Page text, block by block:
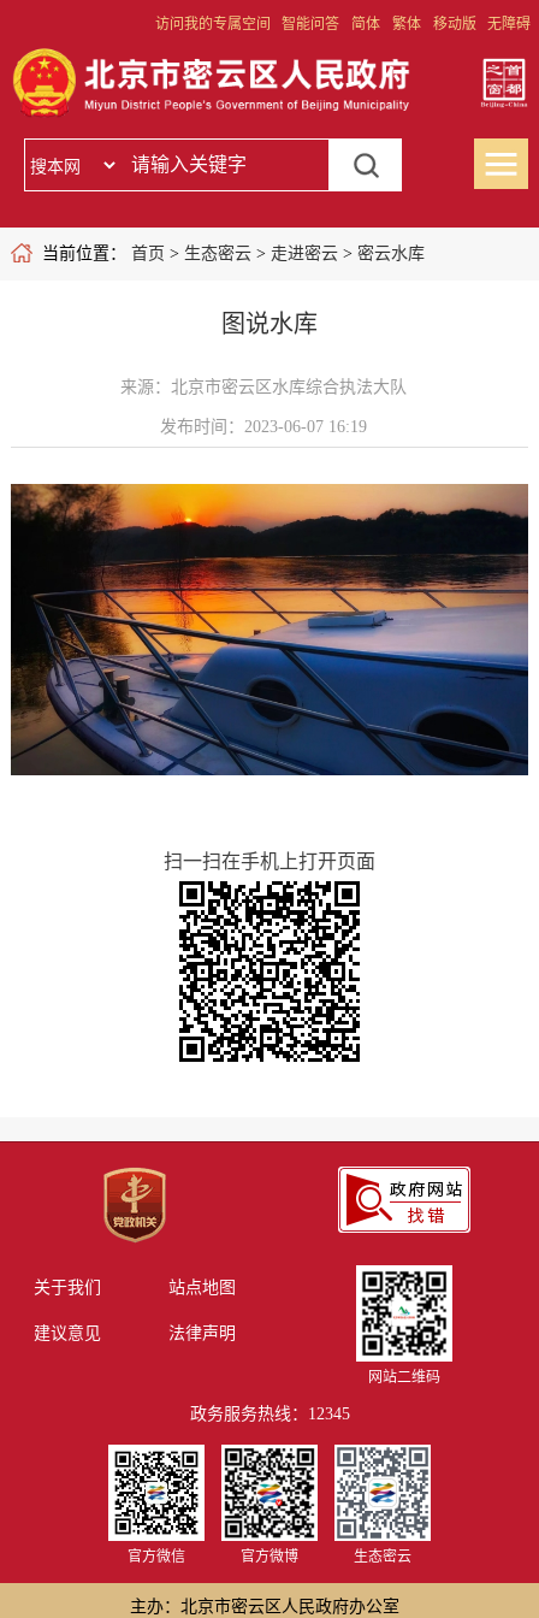
访问我的专属空间 智能问答 简体 繁体 移动版 无障碍
当前位置： 首页 > 生态密云> 走进密云> 密云水库
图说水库
来源：北京市密云区水库综合执法大队
发布时间：2023-06-07 16:19
扫一扫在手机上打开页面
关于我们 站点地图
建议意见 法律声明
网站二维码
政务服务热线：12345
官方微信 官方微博 生态密云
主办：北京市密云区人民政府办公室